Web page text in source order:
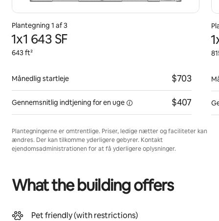
Plantegning 1 af 3
1x1 643 SF
643 ft²
Månedlig startleje $703
Gennemsnitlig indtjening foren uge $407
Plantegningerne er omtrentlige. Priser, ledige nætter og faciliteter kan
ændres. Der kan tilkomme yderligere gebyrer. Kontakt
ejendomsadministrationen for at få yderligere oplysninger.
What the building offers
Pet friendly (with restrictions)